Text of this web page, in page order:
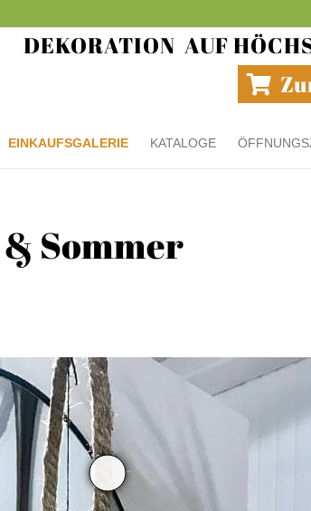
DEKORATION AUF
EINKAUFSGALERIE KATALOGE
Sommer